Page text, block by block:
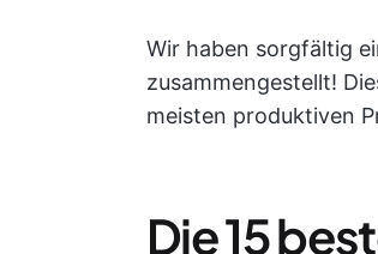
Wir haben sorgfältig
zusammengestellt!
meisten produktiven
Die 15